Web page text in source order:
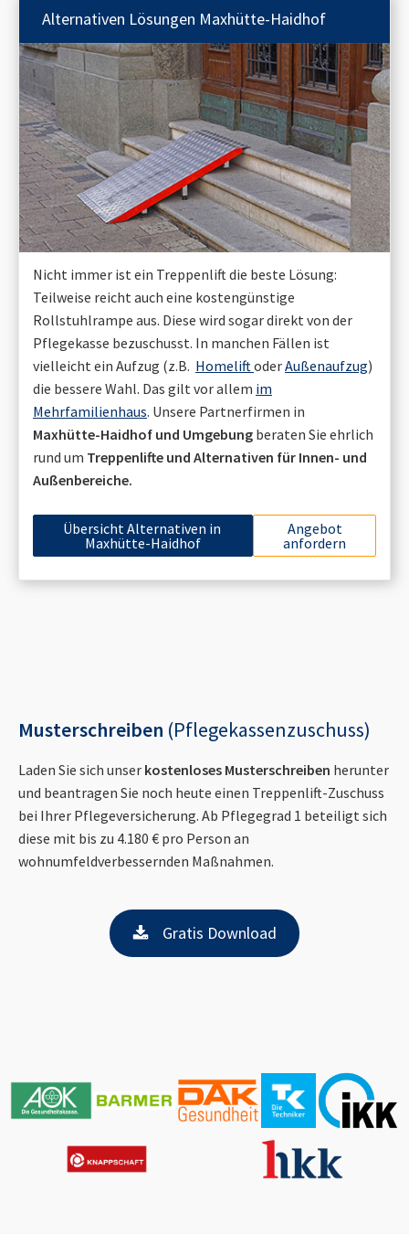
Alternativen Lösungen Maxhütte-Haidhof
Nicht immer ist ein Treppenlift die beste Lösung:
Teilweise reicht auch eine kostengünstige
Rollstuhlrampe aus. Diese wird sogar direkt von der
Pflegekasse bezuschusst. In manchen Fällen ist
vielleicht ein Aufzug (z.B. HomeliftoderAußenaufzug)
die bessere Wahl. Das gilt vor allem im
Mehrfamilienhaus. Unsere Partnerfirmen in
Maxhütte-Haidhof und Umgebung beraten Sie ehrlich
rund um Treppenlifte und Alternativen für Innen- und
Außenbereiche.
Übersicht Alternativen in
Maxhütte-Haidhof
Angebot
anfordern
Musterschreiben (Pflegekassenzuschuss)
Laden Sie sich unser kostenloses Musterschreiben herunter
und beantragen Sie noch heute einen Treppenlift-Zuschuss
bei Ihrer Pflegeversicherung. Ab Pflegegrad 1 beteiligt sich
diese mit bis zu 4.180 € pro Person an
wohnumfeldverbessernden Maßnahmen.
Gratis Download